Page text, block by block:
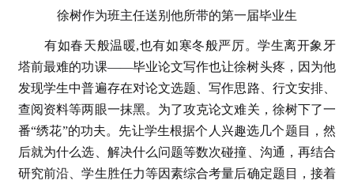
徐树作为班主任送别他所带的第一届毕业生
有如春天般温暖,也有如寒冬般严厉。学生离开象牙
塔前最难的功课——毕业论文写作也让徐树头疼，因为他
发现学生中普遍存在对论文选题、写作思路、行文安排、
查阅资料等两眼一抹黑。为了攻克论文难关，徐树下了一
番“绣花”的功夫。先让学生根据个人兴趣选几个题目，然
后就为什么选、解决什么问题等数次碰撞、沟通，再结合
研究前沿、学生胜任力等因素综合考量后确定题目，接着